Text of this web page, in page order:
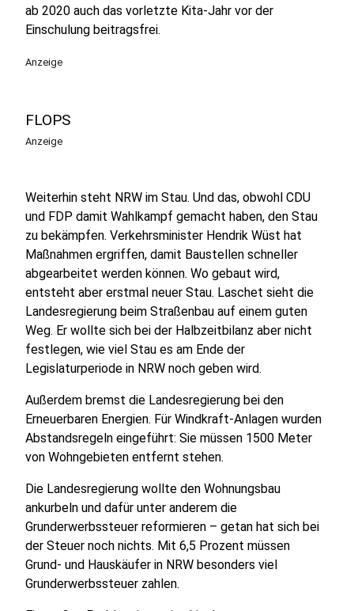
ab 2020 auch das vorletzte Kita-Jahr vor der
Einschulung beitragsfrei.
Anzeige
FLOPS
Anzeige
Weiterhin steht NRW im Stau. Und das, obwohl CDU
und FDP damit Wahlkampf gemacht haben, den Stau
zu bekämpfen. Verkehrsminister Hendrik Wüst hat
Maßnahmen ergriffen, damit Baustellen schneller
abgearbeitet werden können. Wo gebaut wird,
entsteht aber erstmal neuer Stau. Laschet sieht die
Landesregierung beim Straßenbau auf einem guten
Weg. Er wollte sich bei der Halbzeitbilanz aber nicht
festlegen, wie viel Stau es am Ende der
Legislaturperiode in NRW noch geben wird.
Außerdem bremst die Landesregierung bei den
Erneuerbaren Energien. Für Windkraft-Anlagen wurden
Abstandsregeln eingeführt: Sie müssen 1500 Meter
von Wohngebieten entfernt stehen.
Die Landesregierung wollte den Wohnungsbau
ankurbeln und dafür unter anderem die
Grunderwerbssteuer reformieren – getan hat sich bei
der Steuer noch nichts. Mit 6,5 Prozent müssen
Grund- und Hauskäufer in NRW besonders viel
Grunderwerbssteuer zahlen.